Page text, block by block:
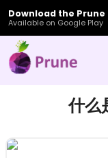
Download the Prune
Available on Google Play
什么